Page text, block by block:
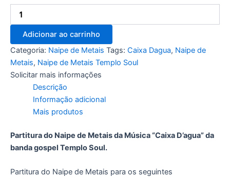
Adicionar ao carrinho
Categoria: Naipe de Metais Tags: Caixa Dagua, Naipe de
Metais, Naipe de Metais Templo Soul
Solicitar mais informações
Descrição
Informação adicional
Mais produtos
Partitura do Naipe de Metais da Música “Caixa D’agua” da
banda gospel Templo Soul.
Partitura do Naipe de Metais para os seguintes